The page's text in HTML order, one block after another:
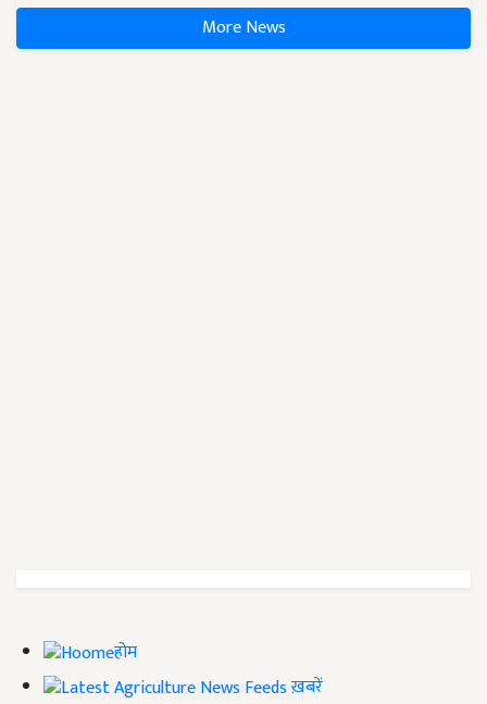
More News
होम
ख़बरें